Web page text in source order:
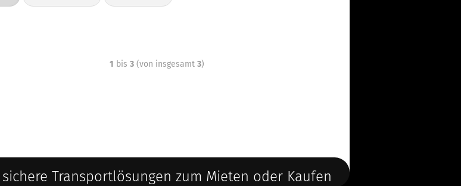
1 bis3 (von insgesamt3)
Transportlösungen zum Mieten oder Kaufen